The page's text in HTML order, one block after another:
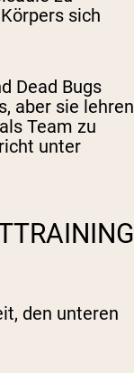
sich
Dead Bugs
aber sie lehren
Team zu
unter
den unteren